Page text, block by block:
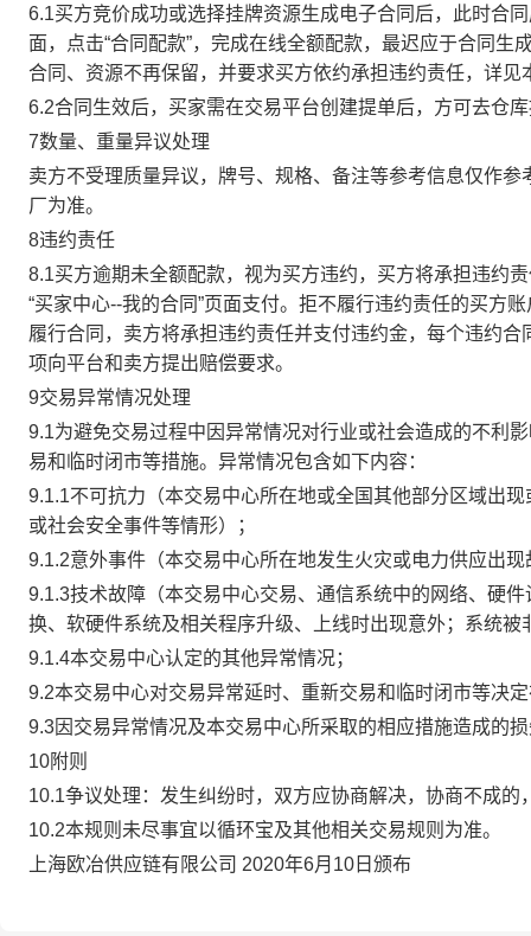
6.1买方竞价成功或选择挂牌资源生成电子合同后，此时合
面，点击“合同配款”，完成在线全额配款，最迟应于合同
合同、资源不再保留，并要求买方依约承担违约责任，详见
6.2合同生效后，买家需在交易平台创建提单后，方可去仓
7数量、重量异议处理
卖方不受理质量异议，牌号、规格、备注等参考信息仅作
厂为准。
8违约责任
8.1买方逾期未全额配款，视为买方违约，买方将承担违约
“买家中心--我的合同”页面支付。拒不履行违约责任的买方
履行合同，卖方将承担违约责任并支付违约金，每个违约
项向平台和卖方提出赔偿要求。
9交易异常情况处理
9.1为避免交易过程中因异常情况对行业或社会造成的不利
易和临时闭市等措施。异常情况包含如下内容：
9.1.1不可抗力（本交易中心所在地或全国其他部分区域出
或社会安全事件等情形）；
9.1.2意外事件（本交易中心所在地发生火灾或电力供应出
9.1.3技术故障（本交易中心交易、通信系统中的网络、硬
换、软硬件系统及相关程序升级、上线时出现意外；系统
9.1.4本交易中心认定的其他异常情况；
9.2本交易中心对交易异常延时、重新交易和临时闭市等决
9.3因交易异常情况及本交易中心所采取的相应措施造成的
10附则
10.1争议处理：发生纠纷时，双方应协商解决，协商不成
10.2本规则未尽事宜以循环宝及其他相关交易规则为准。
上海欧冶供应链有限公司 2020年6月10日颁布